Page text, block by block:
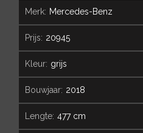
merk: Mercedes-Benz
prijs: 20945
kleur: grijs
bouwjaar: 2018
lengte: 477 cm